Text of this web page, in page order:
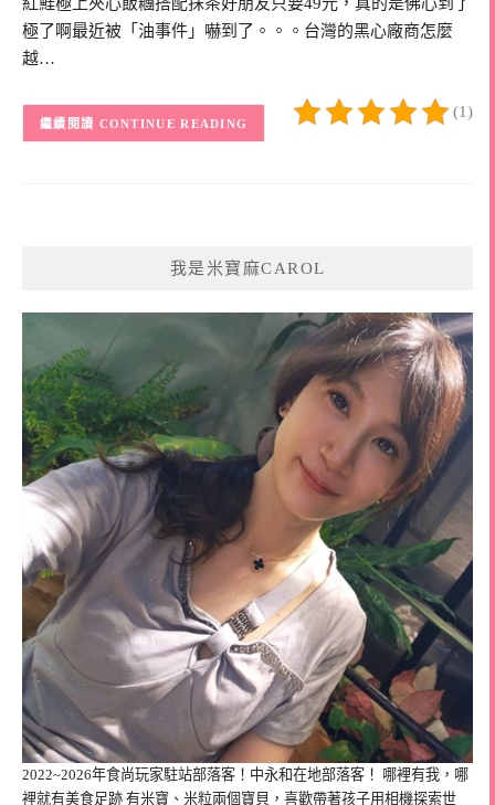
極了啊最近被「油事件」嚇到了。。。台灣的黑心廠商怎麼
越…
(1)
CONTINUE READING
我是米寶麻CAROL
2022~2026年食尚玩家駐站部落客！中永和在地部落客！ 哪裡有我，哪
裡就有美食足跡 有米寶、米粒兩個寶貝，喜歡帶著孩子用相機探索世